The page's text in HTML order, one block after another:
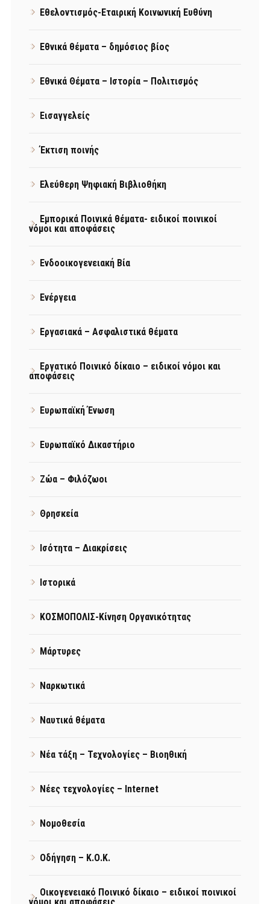
Εθελοντισμός-Εταιρική Κοινωνική Ευθύνη
Εθνικά θέματα – δημόσιος βίος
Εθνικά Θέματα – Ιστορία – Πολιτισμός
Εισαγγελείς
Έκτιση ποινής
Ελεύθερη Ψηφιακή Βιβλιοθήκη
Εμπορικά Ποινικά θέματα- ειδικοί ποινικοί
νόμοι και αποφάσεις
Ενδοοικογενειακή Βία
Ενέργεια
Εργασιακά – Ασφαλιστικά θέματα
Εργατικό Ποινικό δίκαιο – ειδικοί νόμοι και
αποφάσεις
Ευρωπαϊκή Ένωση
Ευρωπαϊκό Δικαστήριο
Ζώα – Φιλόζωοι
Θρησκεία
Ισότητα – Διακρίσεις
Ιστορικά
ΚΟΣΜΟΠΟΛΙΣ-Κίνηση Οργανικότητας
Μάρτυρες
Ναρκωτικά
Ναυτικά θέματα
Νέα τάξη – Τεχνολογίες – Βιοηθική
Νέες τεχνολογίες – Internet
Νομοθεσία
Οδήγηση – Κ.Ο.Κ.
Οικογενειακό Ποινικό δίκαιο – ειδικοί ποινικοί